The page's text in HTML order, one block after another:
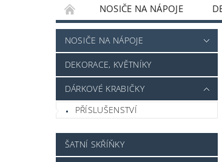
NOSIČE NA NÁPOJE
SKŘÍŇKY PRO BOXY
SKŘÍŇKY
3D TISK
REFERENCE
NOSIČE NA NÁPOJE
DEKORACE, KVĚTNÍKY
DÁRKOVÉ KRABIČKY
PŘÍSLUŠENSTVÍ
ŠATNÍ SKŘÍŇKY